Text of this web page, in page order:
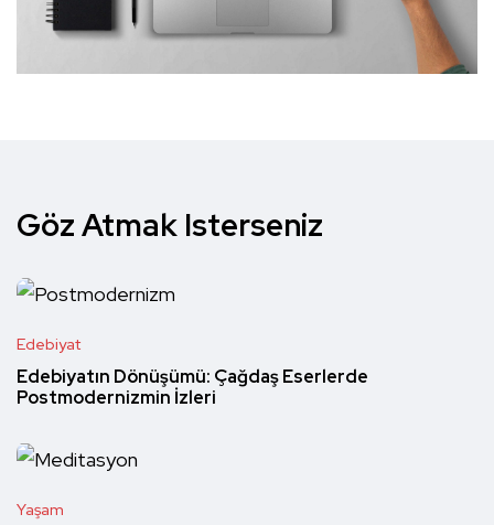
Göz Atmak Isterseniz
Edebiyat
Edebiyatın Dönüşümü: Çağdaş Eserlerde
Postmodernizmin İzleri
Yaşam